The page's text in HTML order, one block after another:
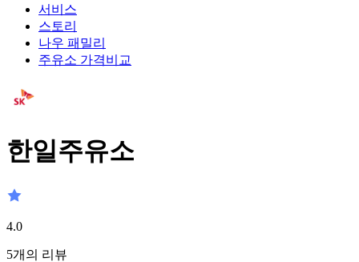
서비스
스토리
나우 패밀리
주유소 가격비교
한일주유소
4.0
5개의 리뷰